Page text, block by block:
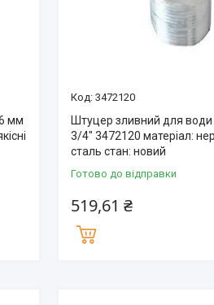
мм
3472120
Штуцер зливний для води
3/4″ 3472120 матеріал:
сталь стан: новий
Готово до відправки
519,61 ₴